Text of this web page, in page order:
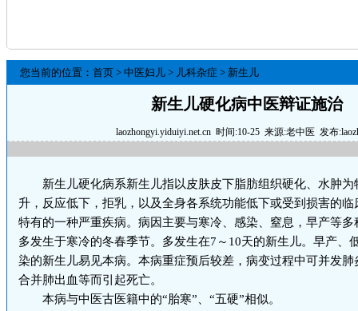
您当前的位置： 首页 > 中医妇儿 > 儿科杂症 > 新生儿
新生儿硬化病中医辩证施治
laozhongyi.yiduiyi.net.cn 时间:10-25 来源:老中医 发布
新生儿硬化病系新生儿指以皮肤皮下脂肪组织硬化、水肿为
升，反应低下，拒乳，以及全身各系统功能低下或受到损害的
特有的一种严重疾病。病因主要与寒冷、感染、窒息，早产等
多发生于寒冷的冬春季节。多发生在7～10天的新生儿。早产、
染的新生儿易见本病。本病重症预后较差，病变过程中可并发
合并肺出血等而引起死亡。
本病与中医古医籍中的“胎寒”、“五硬”相似。